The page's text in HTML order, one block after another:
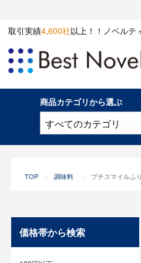
取引実績4,600社以上！！ノベルテ
商品カテゴリから選ぶ
TOP 調味料 プチスマイルふ
価格帯から検索